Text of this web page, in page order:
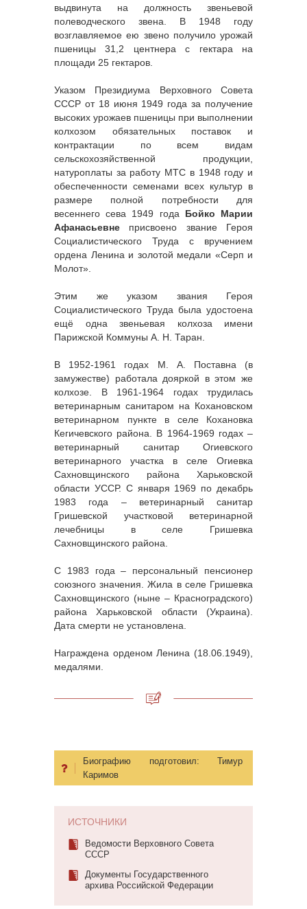
выдвинута на должность звеньевой
полеводческого звена. В 1948 году
возглавляемое ею звено получило урожай
пшеницы 31,2 центнера с гектара на
площади 25 гектаров.
Указом Президиума Верховного Совета
СССР от 18 июня 1949 года за получение
высоких урожаев пшеницы при выполнении
колхозом обязательных поставок и
контрактации по всем видам
сельскохозяйственной продукции,
натуроплаты за работу МТС в 1948 году и
обеспеченности семенами всех культур в
размере полной потребности для
весеннего сева 1949 года Бойко Марии
Афанасьевне присвоено звание Героя
Социалистического Труда с вручением
ордена Ленина и золотой медали «Серп и
Молот».
Этим же указом звания Героя
Социалистического Труда была удостоена
ещё одна звеньевая колхоза имени
Парижской Коммуны А. Н. Таран.
В 1952-1961 годах М. А. Поставна (в
замужестве) работала дояркой в этом же
колхозе. В 1961-1964 годах трудилась
ветеринарным санитаром на Кохановском
ветеринарном пункте в селе Кохановка
Кегичевского района. В 1964-1969 годах –
ветеринарный санитар Огиевского
ветеринарного участка в селе Огиевка
Сахновщинского района Харьковской
области УССР. С января 1969 по декабрь
1983 года – ветеринарный санитар
Гришевской участковой ветеринарной
лечебницы в селе Гришевка
Сахновщинского района.
С 1983 года – персональный пенсионер
союзного значения. Жила в селе Гришевка
Сахновщинского (ныне – Красноградского)
района Харьковской области (Украина).
Дата смерти не установлена.
Награждена орденом Ленина (18.06.1949),
медалями.
Биографию подготовил: Тимур
Каримов
ИСТОЧНИКИ
Ведомости Верховного Совета
СССР
Документы Государственного
архива Российской Федерации